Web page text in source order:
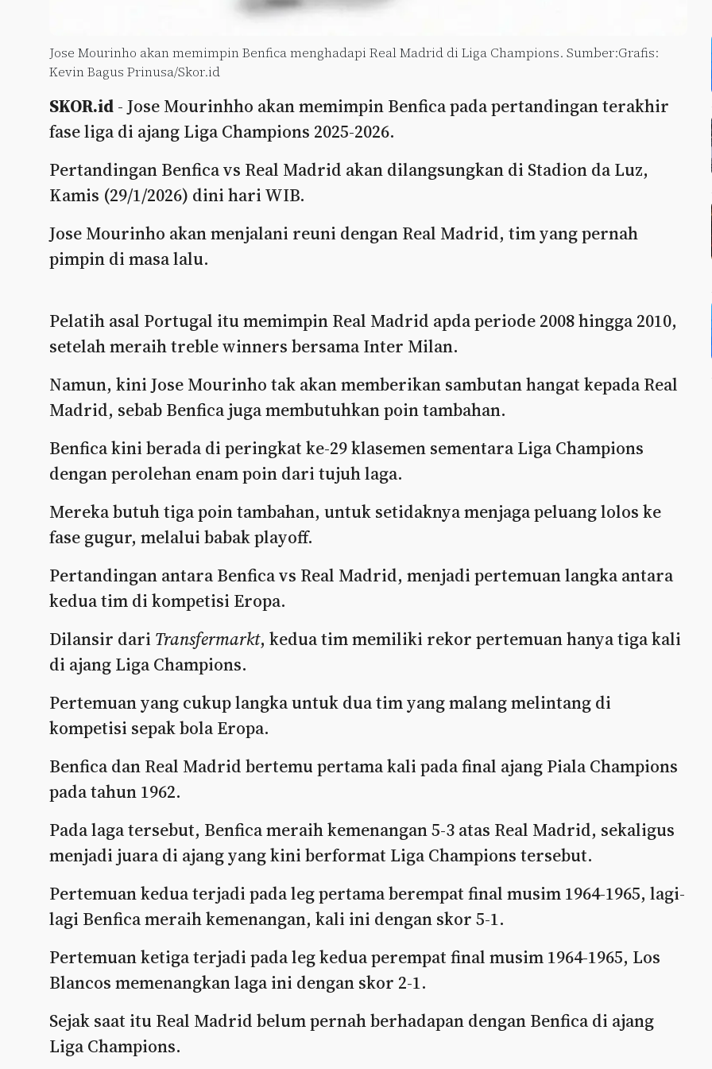
Jose Mourinho akan memimpin Benfica menghadapi Real Madrid di Liga Champions. Sumber:Grafis:
Kevin Bagus Prinusa/Skor.id
SKOR.id - Jose Mourinhho akan memimpin Benfica pada pertandingan terakhir
fase liga di ajang Liga Champions 2025-2026.
Pertandingan Benfica vs Real Madrid akan dilangsungkan di Stadion da Luz,
Kamis (29/1/2026) dini hari WIB.
Jose Mourinho akan menjalani reuni dengan Real Madrid, tim yang pernah
pimpin di masa lalu.
Pelatih asal Portugal itu memimpin Real Madrid apda periode 2008 hingga 2010,
setelah meraih treble winners bersama Inter Milan.
Namun, kini Jose Mourinho tak akan memberikan sambutan hangat kepada Real
Madrid, sebab Benfica juga membutuhkan poin tambahan.
Benfica kini berada di peringkat ke-29 klasemen sementara Liga Champions
dengan perolehan enam poin dari tujuh laga.
Mereka butuh tiga poin tambahan, untuk setidaknya menjaga peluang lolos ke
fase gugur, melalui babak playoff.
Pertandingan antara Benfica vs Real Madrid, menjadi pertemuan langka antara
kedua tim di kompetisi Eropa.
Dilansir dari Transfermarkt, kedua tim memiliki rekor pertemuan hanya tiga kali
di ajang Liga Champions.
Pertemuan yang cukup langka untuk dua tim yang malang melintang di
kompetisi sepak bola Eropa.
Benfica dan Real Madrid bertemu pertama kali pada final ajang Piala Champions
pada tahun 1962.
Pada laga tersebut, Benfica meraih kemenangan 5-3 atas Real Madrid, sekaligus
menjadi juara di ajang yang kini berformat Liga Champions tersebut.
Pertemuan kedua terjadi pada leg pertama berempat final musim 1964-1965, lagi-
lagi Benfica meraih kemenangan, kali ini dengan skor 5-1.
Pertemuan ketiga terjadi pada leg kedua perempat final musim 1964-1965, Los
Blancos memenangkan laga ini dengan skor 2-1.
Sejak saat itu Real Madrid belum pernah berhadapan dengan Benfica di ajang
Liga Champions.